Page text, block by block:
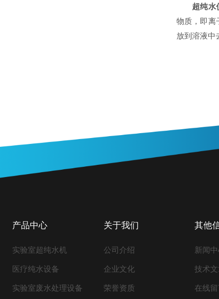
超纯水
物质，即离
放到溶液中
产品中心
实验室超纯水机
医疗纯水设备
实验室废水处理设备
关于我们
公司介绍
企业文化
荣誉资质
其他
新闻
技术
在线